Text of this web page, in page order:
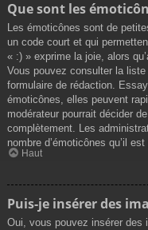
Que sont les
Les émoticônes sont de
un code court et qui
« :) » exprime la joie, alors
Vous pouvez consulter la
formulaire de rédaction.
émoticônes, elles peuvent
modérateur pourrait décider
complètement. Les
nombre d’émoticônes qu’il
Haut
Puis-je insérer des
Oui, vous pouvez insérer